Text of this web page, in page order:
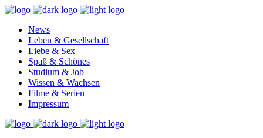
News
Leben & Gesellschaft
Liebe & Sex
Spaß & Schönes
Studium & Job
Wissen & Wachsen
Filme & Serien
Impressum